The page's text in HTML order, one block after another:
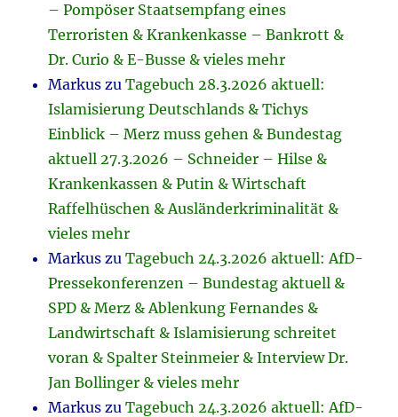
– Pompöser Staatsempfang eines
Terroristen & Krankenkasse – Bankrott &
Dr. Curio & E-Busse & vieles mehr
Markus zuTagebuch 28.3.2026 aktuell:
Islamisierung Deutschlands & Tichys
Einblick – Merz muss gehen & Bundestag
aktuell 27.3.2026 – Schneider – Hilse &
Krankenkassen & Putin & Wirtschaft
Raffelhüschen & Ausländerkriminalität &
vieles mehr
Markus zuTagebuch 24.3.2026 aktuell: AfD-
Pressekonferenzen – Bundestag aktuell &
SPD & Merz & Ablenkung Fernandes &
Landwirtschaft & Islamisierung schreitet
voran & Spalter Steinmeier & Interview Dr.
Jan Bollinger & vieles mehr
Markus zuTagebuch 24.3.2026 aktuell: AfD-